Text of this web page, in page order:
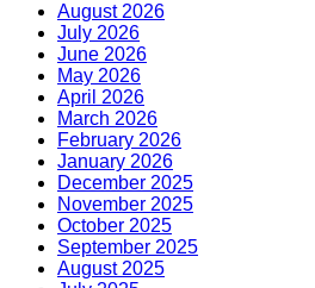
August 2026
July 2026
June 2026
May 2026
April 2026
March 2026
February 2026
January 2026
December 2025
November 2025
October 2025
September 2025
August 2025